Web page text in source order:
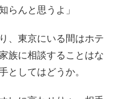
らんと思うよ」
、東京にいる間はホテ
族に相談することはな
としてはどうか。